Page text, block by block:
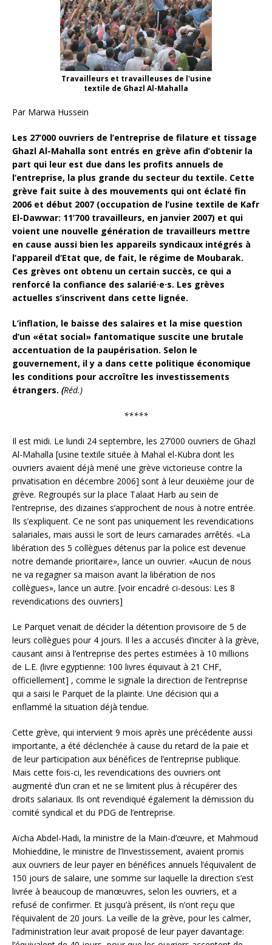
Travailleurs et travailleuses de l'usine
textile de Ghazl Al-Mahalla
Par Marwa Hussein
Les 27’000 ouvriers de l’entreprise de filature et tissage
Ghazl Al-Mahalla sont entrés en grève afin d’obtenir la
part qui leur est due dans les profits annuels de
l’entreprise, la plus grande du secteur du textile. Cette
grève fait suite à des mouvements qui ont éclaté fin
2006 et début 2007 (occupation de l’usine textile de Kafr
El-Dawwar: 11’700 travailleurs, en janvier 2007) et qui
voient une nouvelle génération de travailleurs mettre
en cause aussi bien les appareils syndicaux intégrés à
l’appareil d’Etat que, de fait, le régime de Moubarak.
Ces grèves ont obtenu un certain succès, ce qui a
renforcé la confiance des salarié·e·s. Les grèves
actuelles s’inscrivent dans cette lignée.
L’inflation, le baisse des salaires et la mise question
d’un «état social» fantomatique suscite une brutale
accentuation de la paupérisation. Selon le
gouvernement, il y a dans cette politique économique
les conditions pour accroître les investissements
étrangers. (Réd.)
*****
Il est midi. Le lundi 24 septembre, les 27’000 ouvriers de Ghazl
Al-Mahalla [usine textile située à Mahal el-Kubra dont les
ouvriers avaient déjà mené une grève victorieuse contre la
privatisation en décembre 2006] sont à leur deuxième jour de
grève. Regroupés sur la place Talaat Harb au sein de
l’entreprise, des dizaines s’approchent de nous à notre entrée.
Ils s’expliquent. Ce ne sont pas uniquement les revendications
salariales, mais aussi le sort de leurs camarades arrêtés. «La
libération des 5 collègues détenus par la police est devenue
notre demande prioritaire», lance un ouvrier. «Aucun de nous
ne va regagner sa maison avant la libération de nos
collègues», lance un autre. [voir encadré ci-desous: Les 8
revendications des ouvriers]
Le Parquet venait de décider la détention provisoire de 5 de
leurs collègues pour 4 jours. Il les a accusés d’inciter à la grève,
causant ainsi à l’entreprise des pertes estimées à 10 millions
de L.E. (livre egyptienne: 100 livres équivaut à 21 CHF,
officiellement] , comme le signale la direction de l’entreprise
qui a saisi le Parquet de la plainte. Une décision qui a
enflammé la situation déjà tendue.
Cette grève, qui intervient 9 mois après une précédente aussi
importante, a été déclenchée à cause du retard de la paie et
de leur participation aux bénéfices de l’entreprise publique.
Mais cette fois-ci, les revendications des ouvriers ont
augmenté d’un cran et ne se limitent plus à récupérer des
droits salariaux. Ils ont revendiqué également la démission du
comité syndical et du PDG de l’entreprise.
Aïcha Abdel-Hadi, la ministre de la Main-d’œuvre, et Mahmoud
Mohieddine, le ministre de l’Investissement, avaient promis
aux ouvriers de leur payer en bénéfices annuels l’équivalent de
150 jours de salaire, une somme sur laquelle la direction s’est
livrée à beaucoup de manœuvres, selon les ouvriers, et a
refusé de confirmer. Et jusqu’à présent, ils n’ont reçu que
l’équivalent de 20 jours. La veille de la grève, pour les calmer,
l’administration leur avait proposé de leur payer davantage: